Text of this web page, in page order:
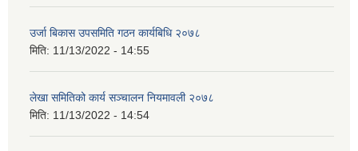
उर्जा बिकास उपसमिति गठन कार्यबिधि २०७८
मिति: 11/13/2022 - 14:55
लेखा समितिको कार्य सञ्चालन नियमावली २०७८
मिति: 11/13/2022 - 14:54